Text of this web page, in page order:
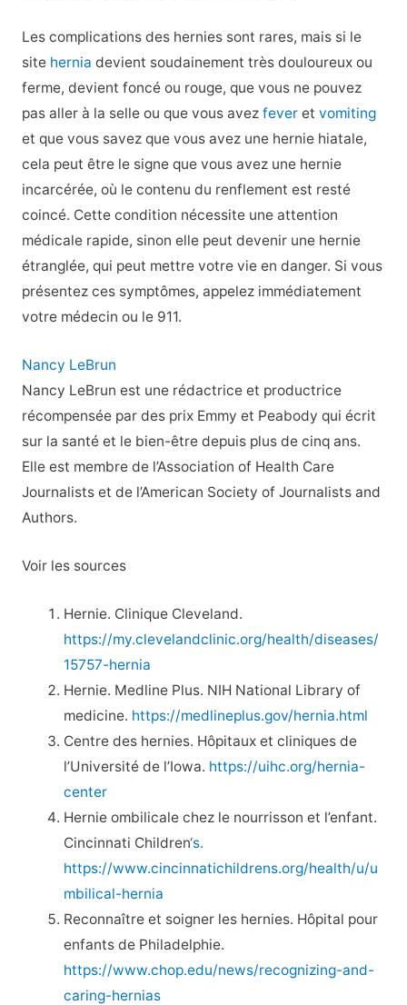
Les complications des hernies sont rares, mais si le
site hernia devient soudainement très douloureux ou
ferme, devient foncé ou rouge, que vous ne pouvez
pas aller à la selle ou que vous avez feveret vomiting
et que vous savez que vous avez une hernie hiatale,
cela peut être le signe que vous avez une hernie
incarcérée, où le contenu du renflement est resté
coincé. Cette condition nécessite une attention
médicale rapide, sinon elle peut devenir une hernie
étranglée, qui peut mettre votre vie en danger. Si vous
présentez ces symptômes, appelez immédiatement
votre médecin ou le 911.
Nancy LeBrun
Nancy LeBrun est une rédactrice et productrice
récompensée par des prix Emmy et Peabody qui écrit
sur la santé et le bien-être depuis plus de cinq ans.
Elle est membre de l’Association of Health Care
Journalists et de l’American Society of Journalists and
Authors.
Voir les sources
Hernie. Clinique Cleveland.
https://my.clevelandclinic.org/health/diseases/
15757-hernia
Hernie. Medline Plus. NIH National Library of
medicine. https://medlineplus.gov/hernia.html
Centre des hernies. Hôpitaux et cliniques de
l’Université de l’Iowa. https://uihc.org/hernia-
center
Hernie ombilicale chez le nourrisson et l’enfant.
Cincinnati Children‘s.
https://www.cincinnatichildrens.org/health/u/u
mbilical-hernia
Reconnaître et soigner les hernies. Hôpital pour
enfants de Philadelphie.
https://www.chop.edu/news/recognizing-and-
caring-hernias